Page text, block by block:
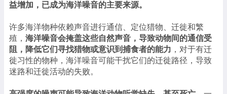
益增加，已成为海洋噪音的主要来源。
许多海洋物种依赖声音进行通信、定位猎物、迁徙和繁
殖， 海洋噪音会掩盖这些自然声音，导致动物间的通信受
阻，降低它们寻找猎物或意识到捕食者的能力 ，对于有迁
徙习性的物种，海洋噪音可能干扰它们的迁徙路径，导致
迷路和迁徙活动的失败。